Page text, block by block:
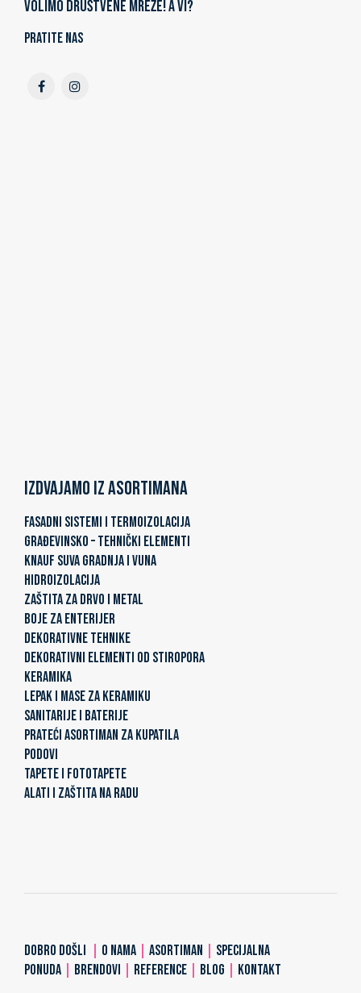
Volimo društvene mreže! A vi?
Pratite nas
Izdvajamo iz asortimana
FASADNI SISTEMI I TERMOIZOLACIJA
GRAĐEVINSKO – TEHNIČKI ELEMENTI
KNAUF SUVA GRADNJA I VUNA
HIDROIZOLACIJA
ZAŠTITA ZA DRVO I METAL
BOJE ZA ENTERIJER
DEKORATIVNE TEHNIKE
DEKORATIVNI ELEMENTI OD STIROPORA
KERAMIKA
LEPAK I MASE ZA KERAMIKU
SANITARIJE I BATERIJE
PRATEĆI ASORTIMAN ZA KUPATILA
PODOVI
TAPETE I FOTOTAPETE
ALATI I ZAŠTITA NA RADU
DOBRO DOŠLI O NAMA ASORTIMAN
SPECIJALNA
PONUDA
BRENDOVI REFERENCE BLOG KONTAKT